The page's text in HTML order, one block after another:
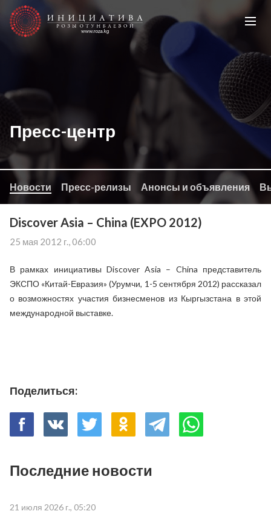
Пресс-центр
Новости Пресс-релизы Анонсы и объявления
Discover Asia – China (EXPO 2012)
25 мая 2012 г., 06:00
В рамках инициативы Discover Asia – China представитель
ЭКСПО «Китай-Евразия» (Урумчи, 1-5 сентября 2012) рассказал
о возможностях участия бизнесменов из Кыргызстана в этой
международной выставке.
Поделиться:
Последние новости
21 июля 2026 г., 05:20